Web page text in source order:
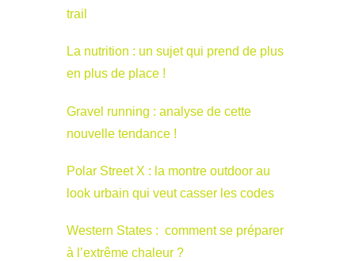
trail
La nutrition : un sujet qui prend de plus
en plus de place !
Gravel running : analyse de cette
nouvelle tendance !
Polar Street X : la montre outdoor au
look urbain qui veut casser les codes
Western States : comment se préparer
à l’extrême chaleur ?